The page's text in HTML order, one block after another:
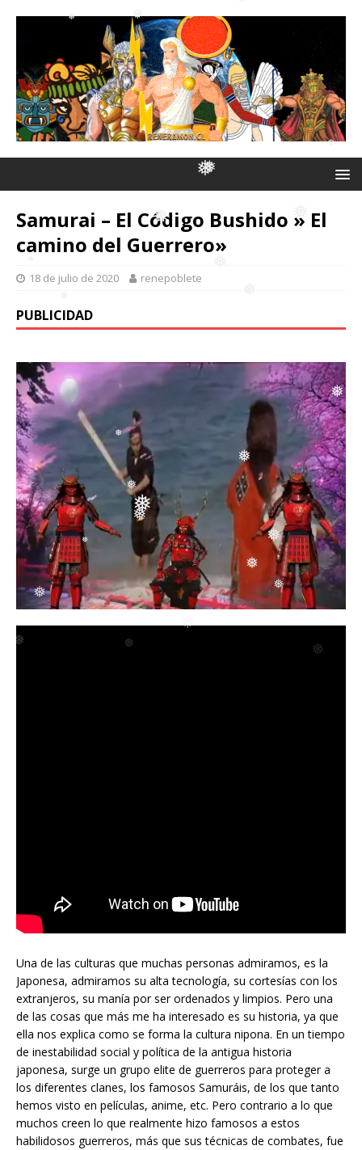
❅
❅
❅
❅
❅
❅
❅
❅
❅
❅
❅
❅ ❅
❅
❅
❅
❅
❅
❅
❅
Samurai – El Código Bushido » El
camino del Guerrero»
18 de julio de 2020 renepoblete
PUBLICIDAD
Una de las culturas que muchas personas admiramos, es la
Japonesa, admiramos su alta tecnología, su cortesías con los
extranjeros, su manía por ser ordenados y limpios. Pero una
de las cosas que más me ha interesado es su historia, ya que
ella nos explica como se forma la cultura nipona. En un tiempo
de inestabilidad social y política de la antigua historia
japonesa, surge un grupo elite de guerreros para proteger a
los diferentes clanes, los famosos Samuráis, de los que tanto
hemos visto en películas, anime, etc. Pero contrario a lo que
muchos creen lo que realmente hizo famosos a estos
habilidosos guerreros, más que sus técnicas de combates, fue